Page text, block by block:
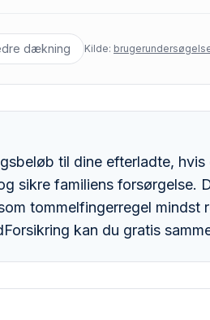
dækning Kilde:
til dine efterladte, hvis
sikre familiens forsørgelse.
tommelfingerregel mindst
kan du gratis